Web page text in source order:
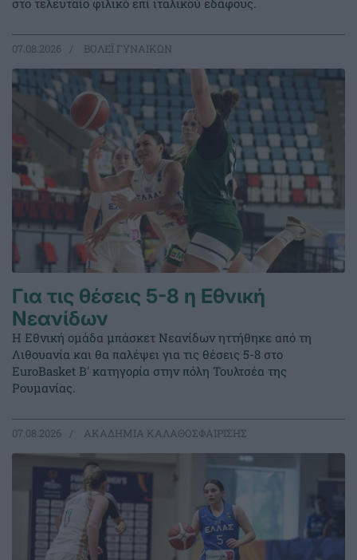
07.08.2026 ΒΟΛΕΪ ΓΥΝΑΙΚΩΝ
Για τις θέσεις 5-8 η Εθνική
Νεανίδων
Η Εθνική ομάδα μπάσκετ Νεανίδων ηττήθηκε από τη
Λιθουανία και θα παλέψει για τις θέσεις 5-8 στο
EuroBasket Β' κατηγορία στην πόλη Τουλτσέα της
Ρουμανίας.
07.08.2026 ΑΚΑΔΗΜΙΑ ΚΑΛΑΘΟΣΦΑΙΡΙΣΗΣ